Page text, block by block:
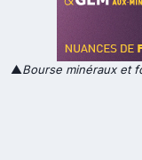
▲Bourse minéraux et